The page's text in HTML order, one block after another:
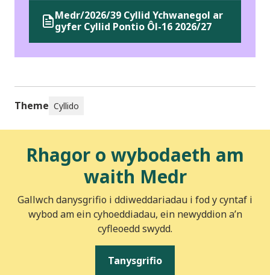
Medr/2026/39 Cyllid Ychwanegol ar
gyfer Cyllid Pontio Ôl-16 2026/27
Theme Cyllido
Rhagor o wybodaeth am
waith Medr
Gallwch danysgrifio i ddiweddariadau i fod y cyntaf i
wybod am ein cyhoeddiadau, ein newyddion a’n
cyfleoedd swydd.
Tanysgrifio